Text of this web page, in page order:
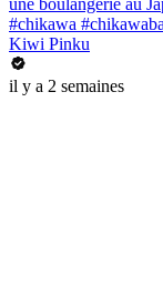
une boulangerie au
#chikawa
Kiwi Pinku
il y a 2 semaines